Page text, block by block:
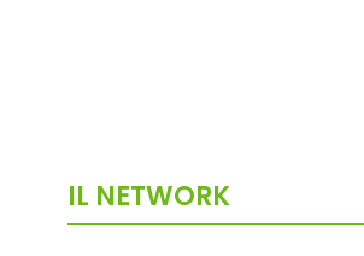
IL NETWORK